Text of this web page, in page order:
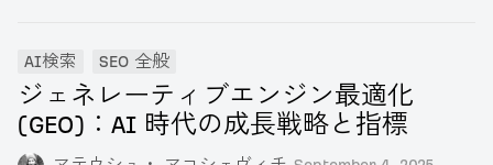
AI検索 SEO 全般
ジェネレーティブエンジン最適化
(GEO)：AI 時代の成長戦略と指標